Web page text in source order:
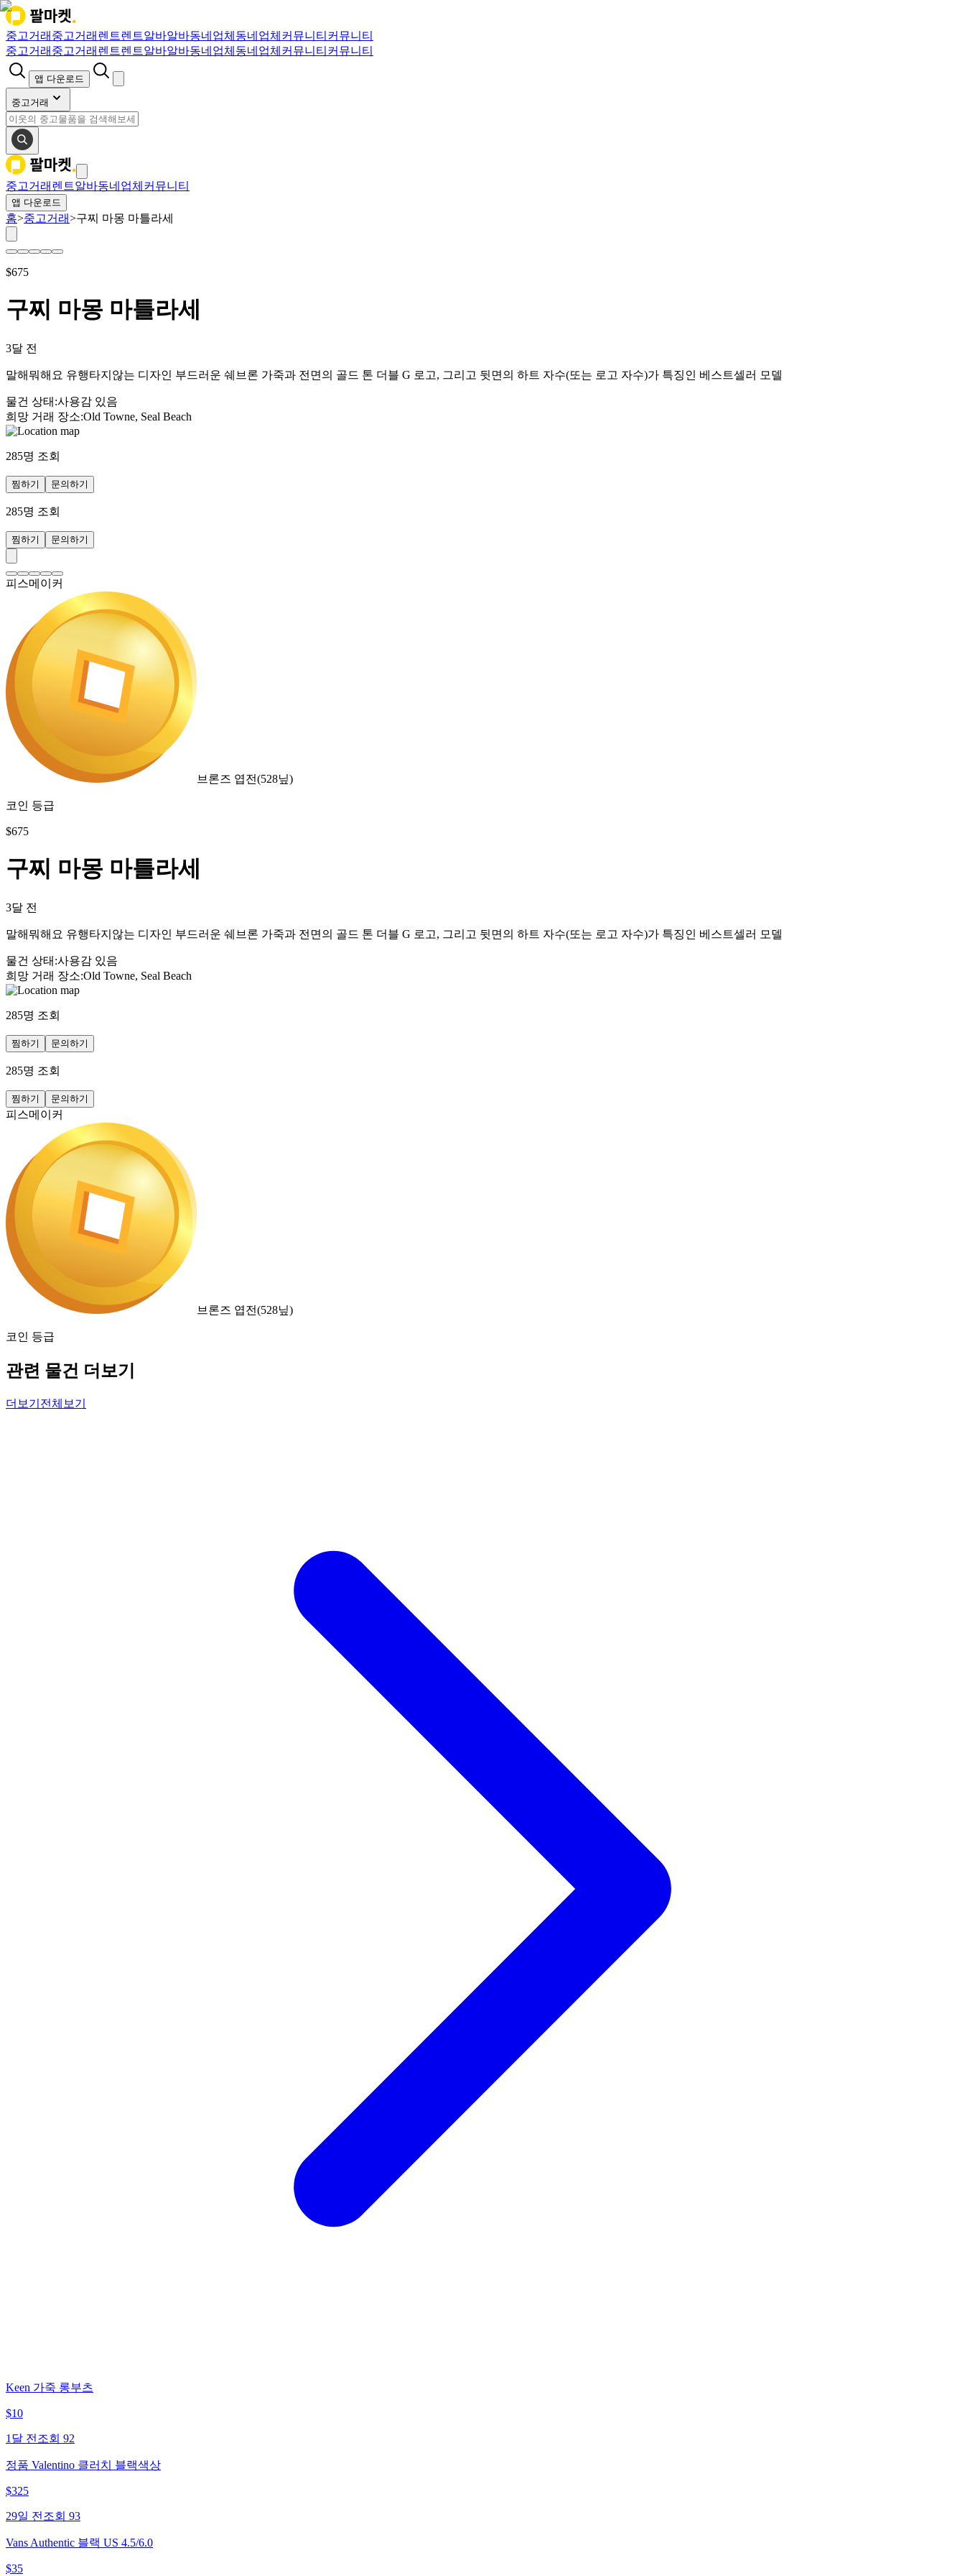
중고거래 중고거래 렌트렌트알바알바동네업체 동네업체 커뮤니티 커뮤니티
중고거래 중고거래 렌트렌트알바알바동네업체 동네업체 커뮤니티 커뮤니티
앱 다운로드
중고거래
중고거래 렌트알바동네업체 커뮤니티
앱 다운로드
홈>중고거래>구찌 마몽 마틀라세
$675
구찌 마몽 마틀라세
3달 전
말해뭐해요 유행타지않는 디자인 부드러운 쉐브론 가죽과 전면의 골드 톤 더블 G 로고, 그리고 뒷면의 하트 자수(또는 로고 자수)가 특징인 베스트셀러 모델
물건 상태 :사용감 있음
희망 거래 장소:Old Towne, Seal Beach
285명 조회
찜하기 문의하기
285명 조회
찜하기 문의하기
피스메이커
브론즈 엽전(528닢)
코인 등급
$675
구찌 마몽 마틀라세
3달 전
말해뭐해요 유행타지않는 디자인 부드러운 쉐브론 가죽과 전면의 골드 톤 더블 G 로고, 그리고 뒷면의 하트 자수(또는 로고 자수)가 특징인 베스트셀러 모델
물건 상태 :사용감 있음
희망 거래 장소:Old Towne, Seal Beach
285명 조회
찜하기 문의하기
285명 조회
찜하기 문의하기
피스메이커
브론즈 엽전(528닢)
코인 등급
관련 물건 더보기
더보기 전체보기
Keen 가죽 롱부츠
$10
1달 전 조회 92
정품 Valentino 클러치 블랙색상
$325
29일 전 조회 93
Vans Authentic 블랙 US 4.5/6.0
$35